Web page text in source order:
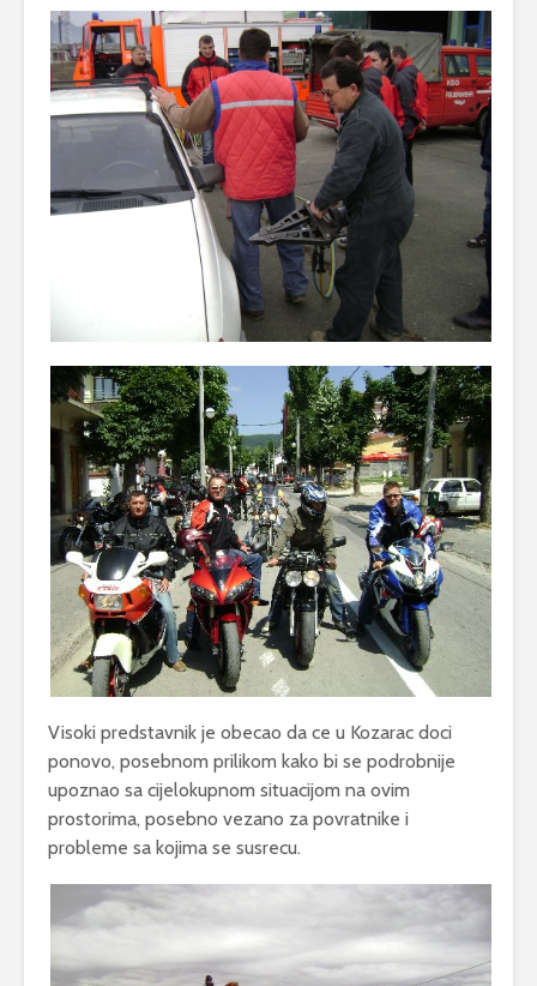
Visoki predstavnik je obecao da ce u Kozarac doci
ponovo, posebnom prilikom kako bi se podrobnije
upoznao sa cijelokupnom situacijom na ovim
prostorima, posebno vezano za povratnike i
probleme sa kojima se susrecu.